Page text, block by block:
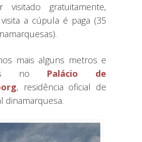
visitado gratuitamente,
a cúpula é paga (35
mais alguns metros e
no Palácio de
, residência oficial de
dinamarquesa.